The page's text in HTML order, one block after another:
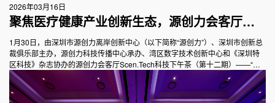
2026年03月16日
聚焦医疗健康产业创新生态，源创力会客厅
Scen.Tech科技下午茶（第十二期）开启圆桌对
话
1月30日，由深圳市源创力离岸创新中心（以下简称“源创力”）、深圳市创新总
裁俱乐部主办，源创力科技传播中心承办、湾区数字技术创新中心和《深圳特
区科技》杂志协办的源创力会客厅Scen.Tech科技下午茶（第十二期）——“全
球视野，联结机遇”医疗健康产业价值共创沙龙在湾区数字技术创新中心举办。